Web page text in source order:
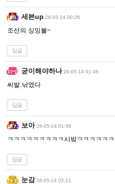
세븐up 26-05-14 00:26
조선의 싱잉볼~
답글
굳이해야하나 26-05-14 01:46
씨발.낚였다
답글
보아 26-05-14 01:58
ㅋㅋㅋㅋㅋㅋㅋㅋㅋ시밬ㅋㅋㅋㅋㅋㅋ
답글
눈감 26-05-14 02:11